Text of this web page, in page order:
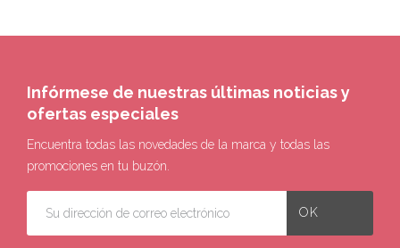
Infórmese de nuestras últimas noticias y
ofertas especiales
Encuentra todas las novedades de la marca y todas las
promociones en tu buzón.